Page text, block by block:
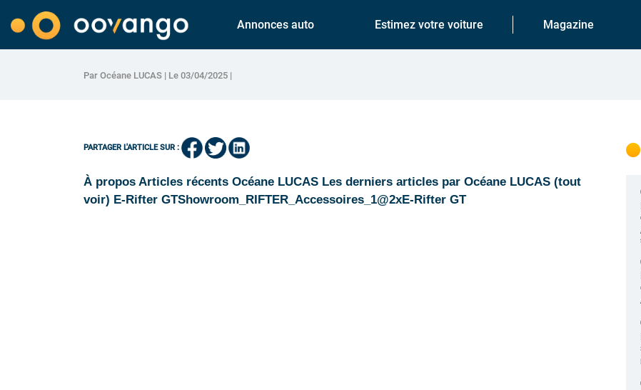
Annonces auto Estimez votre voiture Magazine
Par Océane LUCAS | Le 03/04/2025 |
PARTAGER L'ARTICLE SUR :
À propos Articles récents Océane LUCAS Les derniers articles par Océane LUCAS (tout
voir) E-Rifter GTShowroom_RIFTER_Accessoires_1@2xE-Rifter GT